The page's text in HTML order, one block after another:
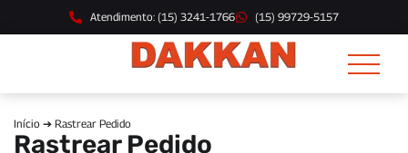
Atendimento: (15) 3241-1766 (15) 99729-5157
Início ➔ Rastrear Pedido
Rastrear Pedido